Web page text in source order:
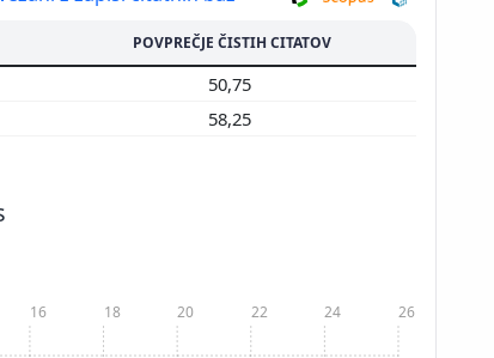
POVPREČJE ČISTIH CITATOV
50,75
58,25
16 18 20 22 24 26